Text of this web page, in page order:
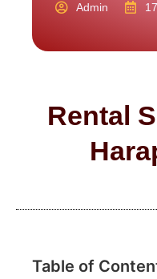
Admin
Rental
Table of